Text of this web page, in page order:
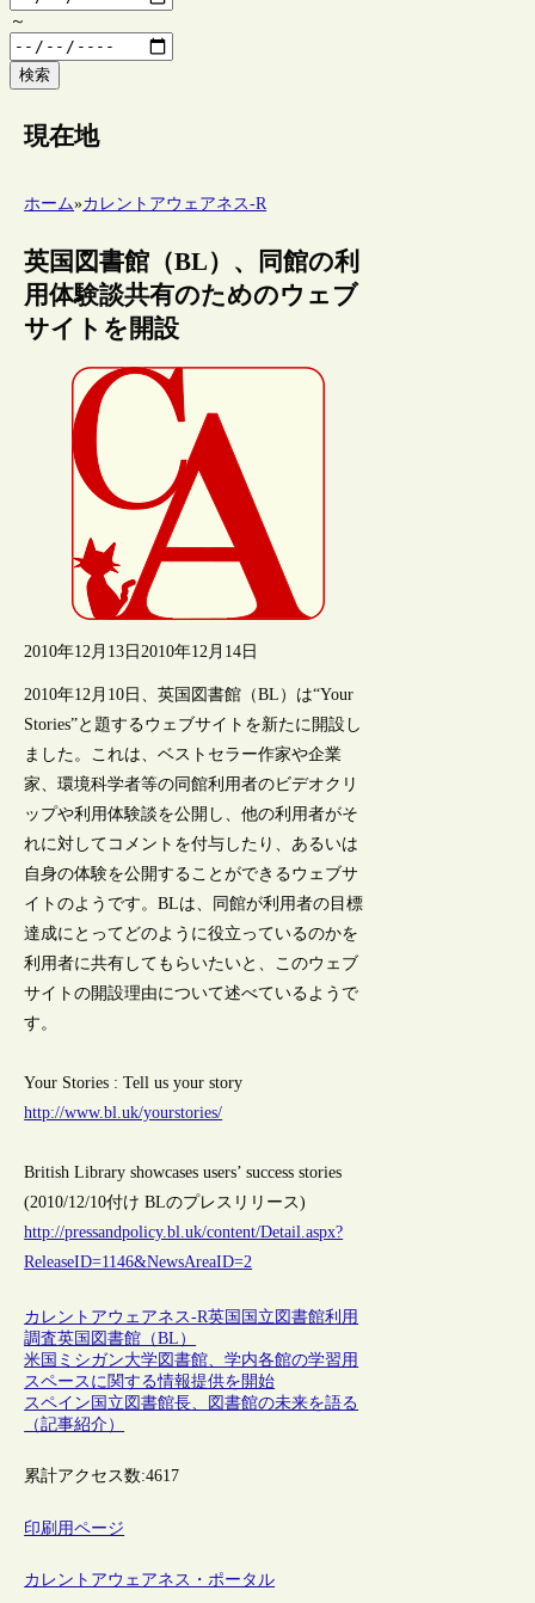
～
検索
現在地
ホーム»カレントアウェアネス-R
英国図書館（BL）、同館の利
用体験談共有のためのウェブ
サイトを開設
2010年12月13日 2010年12月14日
2010年12月10日、英国図書館（BL）は“Your
Stories”と題するウェブサイトを新たに開設し
ました。これは、ベストセラー作家や企業
家、環境科学者等の同館利用者のビデオクリ
ップや利用体験談を公開し、他の利用者がそ
れに対してコメントを付与したり、あるいは
自身の体験を公開することができるウェブサ
イトのようです。BLは、同館が利用者の目標
達成にとってどのように役立っているのかを
利用者に共有してもらいたいと、このウェブ
サイトの開設理由について述べているようで
す。
Your Stories : Tell us your story
http://www.bl.uk/yourstories/
British Library showcases users’ success stories
(2010/12/10付け BLのプレスリリース)
http://pressandpolicy.bl.uk/content/Detail.aspx?
ReleaseID=1146&NewsAreaID=2
カレントアウェアネス-R英国 国立図書館利用
調査英国図書館（BL）
米国ミシガン大学図書館、学内各館の学習用
スペースに関する情報提供を開始
スペイン国立図書館長、図書館の未来を語る
（記事紹介）
累計アクセス数:4617
印刷用ページ
カレントアウェアネス・ポータル